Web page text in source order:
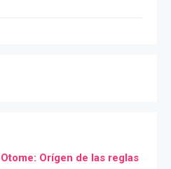
Otome: Orígen de las reglas